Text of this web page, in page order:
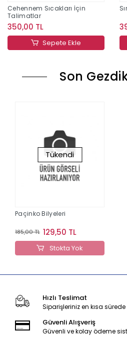
Cehennem Sıcakları İçin
Talimatlar
350,00 TL
Sepete Ekle
Son
Tükendi
Paçinko Bilyeleri
185,00 TL 129,50 TL
Stokta Yok
Hızlı Teslimat
Siparişleriniz en kısa sürede
Güvenli Alışveriş
Güvenli ve kolay ödeme